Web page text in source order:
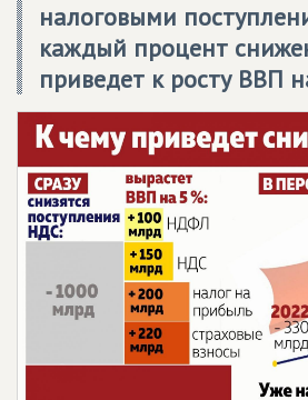
налоговыми
каждый процент
приведет к росту ВВП